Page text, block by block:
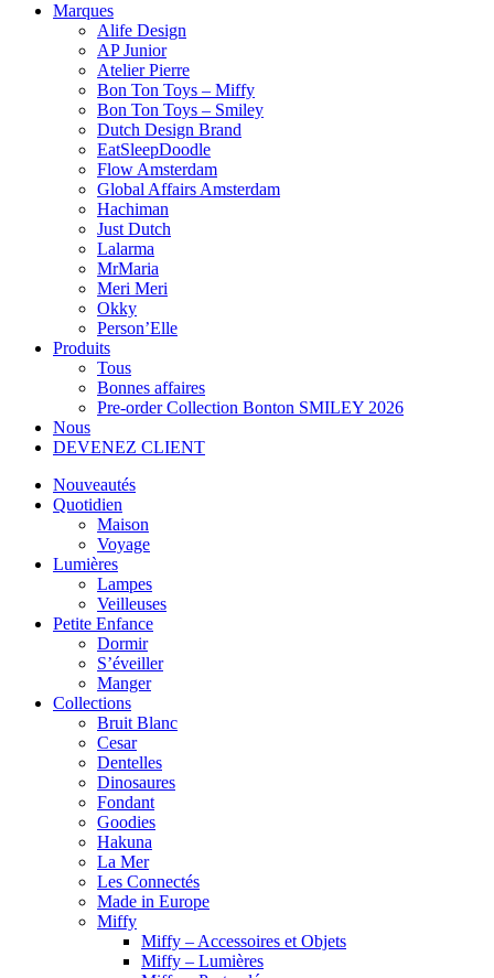
Marques
Alife Design
AP Junior
Atelier Pierre
Bon Ton Toys – Miffy
Bon Ton Toys – Smiley
Dutch Design Brand
EatSleepDoodle
Flow Amsterdam
Global Affairs Amsterdam
Hachiman
Just Dutch
Lalarma
MrMaria
Meri Meri
Okky
Person’Elle
Produits
Tous
Bonnes affaires
Pre-order Collection Bonton SMILEY 2026
Nous
DEVENEZ CLIENT
Nouveautés
Quotidien
Maison
Voyage
Lumières
Lampes
Veilleuses
Petite Enfance
Dormir
S’éveiller
Manger
Collections
Bruit Blanc
Cesar
Dentelles
Dinosaures
Fondant
Goodies
Hakuna
La Mer
Les Connectés
Made in Europe
Miffy
Miffy – Accessoires et Objets
Miffy – Lumières